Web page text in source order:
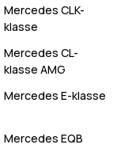
Mercedes CLK-
klasse
Mercedes CL-
klasse AMG
Mercedes E-klasse
Mercedes EQB